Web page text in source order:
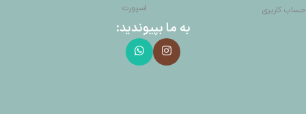
حساب کاربری
اسپورت
به ما بپیوندید: